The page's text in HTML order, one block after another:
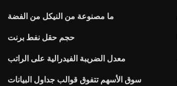
ما مصنوعة من النيكل من الفضة
حجم حقل نفط برنت
معدل الضريبة الفيدرالية على الراتب
سوق الأسهم تتفوق قوالب جداول البيانات